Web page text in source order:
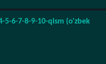
5-6-7-8-9-10-qism (o'zbek